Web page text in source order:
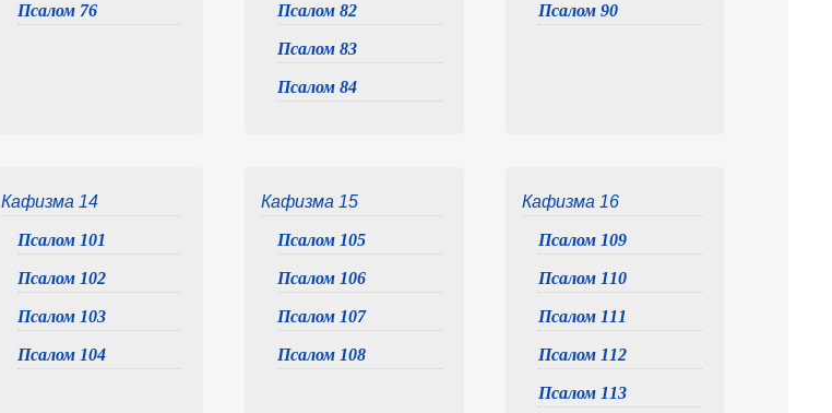
Псалом 76 Псалом 82
Псалом 83
Псалом 84
Псалом 90
Кафизма 14
Псалом 101
Псалом 102
Псалом 103
Псалом 104
Кафизма 15
Псалом 105
Псалом 106
Псалом 107
Псалом 108
Кафизма 16
Псалом 109
Псалом 110
Псалом 111
Псалом 112
Псалом 113